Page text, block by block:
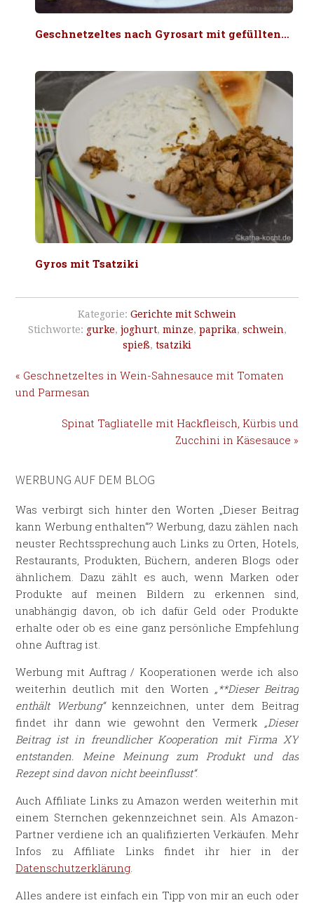
Geschnetzeltes nach Gyrosart mit gefüllten…
Gyros mit Tsatziki
Kategorie: Gerichte mit Schwein
Stichworte: gurke, joghurt, minze, paprika, schwein,
spieß, tsatziki
« Geschnetzeltes in Wein-Sahnesauce mit Tomaten
und Parmesan
Spinat Tagliatelle mit Hackfleisch, Kürbis und
Zucchini in Käsesauce »
WERBUNG AUF DEM BLOG
Was verbirgt sich hinter den Worten „Dieser Beitrag
kann Werbung enthalten“? Werbung, dazu zählen nach
neuster Rechtssprechung auch Links zu Orten, Hotels,
Restaurants, Produkten, Büchern, anderen Blogs oder
ähnlichem. Dazu zählt es auch, wenn Marken oder
Produkte auf meinen Bildern zu erkennen sind,
unabhängig davon, ob ich dafür Geld oder Produkte
erhalte oder ob es eine ganz persönliche Empfehlung
ohne Auftrag ist.
Werbung mit Auftrag / Kooperationen werde ich also
weiterhin deutlich mit den Worten „**Dieser Beitrag
enthält Werbung“kennzeichnen, unter dem Beitrag
findet ihr dann wie gewohnt den Vermerk „Dieser
Beitrag ist in freundlicher Kooperation mit Firma XY
entstanden. Meine Meinung zum Produkt und das
Rezept sind davon nicht beeinflusst“.
Auch Affiliate Links zu Amazon werden weiterhin mit
einem Sternchen gekennzeichnet sein. Als Amazon-
Partner verdiene ich an qualifizierten Verkäufen. Mehr
Infos zu Affiliate Links findet ihr hier in der
Datenschutzerklärung
Alles andere ist einfach ein Tipp von mir an euch oder